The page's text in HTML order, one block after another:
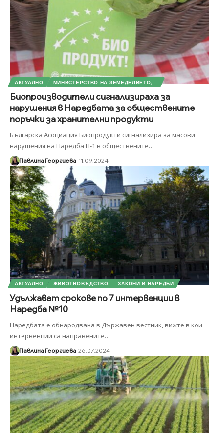
АКТУАЛНО МИНИСТЕРСТВО НА ЗЕМЕДЕЛИЕТО,...
Биопроизводители сигнализираха за
нарушения в Наредбата за обществените
поръчки за хранителни продукти
Българска Асоциация Биопродукти сигнализира за масови
нарушения на Наредба Н-1 в обществените…
Павлина Георгиева 11.09.2024
АКТУАЛНО ЖИВОТНОВЪДСТВО ЗАКОНИ И НАРЕДБИ
Удължават срокове по 7 интервенции в
Наредба №10
Наредбата е обнародвана в Държавен вестник, вижте в кои
интервенции са направените…
Павлина Георгиева 26.07.2024